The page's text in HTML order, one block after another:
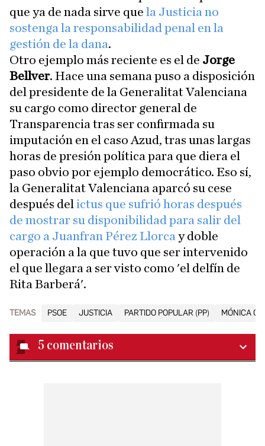
que ya de nada sirve que la Justicia no
sostenga la responsabilidad penal en la
gestión de la dana.
Otro ejemplo más reciente es el de Jorge
Bellver. Hace una semana puso a disposición
del presidente de la Generalitat Valenciana
su cargo como director general de
Transparencia tras ser confirmada su
imputación en el caso Azud, tras unas largas
horas de presión política para que diera el
paso obvio por ejemplo democrático. Eso sí,
la Generalitat Valenciana aparcó su cese
después del ictus que sufrió horas después
de mostrar su disponibilidad para salir del
cargo a Juanfran Pérez Llorca y doble
operación a la que tuvo que ser intervenido
el que llegara a ser visto como 'el delfín de
Rita Barberá'.
TEMAS PSOE JUSTICIA PARTIDO POPULAR (PP) MÓNICA
5 comentarios